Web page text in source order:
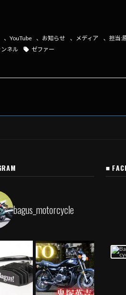
、 YouTube 、 お知らせ 、 メディア 、 担当:
ネル ゼファー
bagus_motorcycle
■